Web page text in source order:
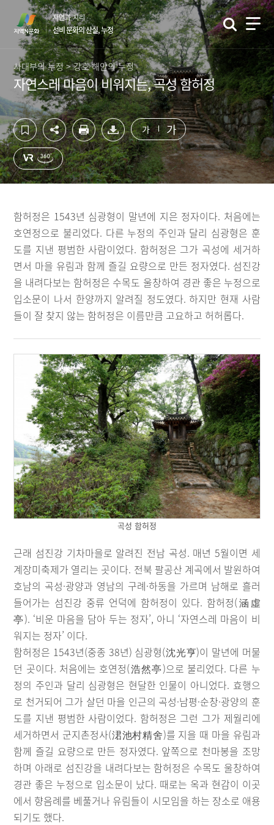
로
가
기
가
기
자연과 지리
선비 문화의 산실, 누정
사대부의 누정 > 강호 해안의 누정
자연스레 마음이 비워지는, 곡성 함허정
가 가
함허정은 1543년 심광형이 말년에 지은 정자이다. 처음에는
호연정으로 불리었다. 다른 누정의 주인과 달리 심광형은 훈
도를 지낸 평범한 사람이었다. 함허정은 그가 곡성에 세거하
면서 마을 유림과 함께 즐길 요량으로 만든 정자였다. 섬진강
을 내려다보는 함허정은 수목도 울창하여 경관 좋은 누정으로
입소문이 나서 한양까지 알려질 정도였다. 하지만 현재 사람
들이 잘 찾지 않는 함허정은 이름만큼 고요하고 허허롭다.
곡성 함허정
근래 섬진강 기차마을로 알려진 전남 곡성. 매년 5월이면 세
계장미축제가 열리는 곳이다. 전북 팔공산 계곡에서 발원하여
호남의 곡성·광양과 영남의 구례·하동을 가르며 남해로 흘러
들어가는 섬진강 중류 언덕에 함허정이 있다. 함허정(涵虛
亭). ‘비운 마음을 담아 두는 정자’, 아니 ‘자연스레 마음이 비
워지는 정자’ 이다.
함허정은 1543년(중종 38년) 심광형(沈光亨)이 말년에 머물
던 곳이다. 처음에는 호연정(浩然亭)으로 불리었다. 다른 누
정의 주인과 달리 심광형은 현달한 인물이 아니었다. 효행으
로 천거되어 그가 살던 마을 인근의 곡성·남평·순창·광양의 훈
도를 지낸 평범한 사람이었다. 함허정은 그런 그가 제월리에
세거하면서 군지촌정사(涒池村精舍)를 지을 때 마을 유림과
함께 즐길 요량으로 만든 정자였다. 앞쪽으로 천마봉을 조망
하며 아래로 섬진강을 내려다보는 함허정은 수목도 울창하여
경관 좋은 누정으로 입소문이 났다. 때로는 옥과 현감이 이곳
에서 향음례를 베풀거나 유림들이 시모임을 하는 장소로 애용
되기도 했다.